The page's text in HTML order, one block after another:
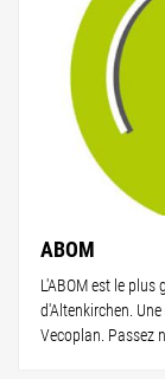
ABOM
L'ABOM est le
d'Altenkirchen.
Vecoplan. Passez